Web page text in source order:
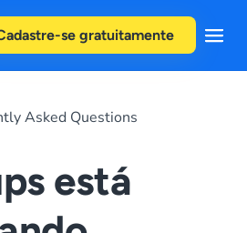
se gratuitamente
Asked Questions
está